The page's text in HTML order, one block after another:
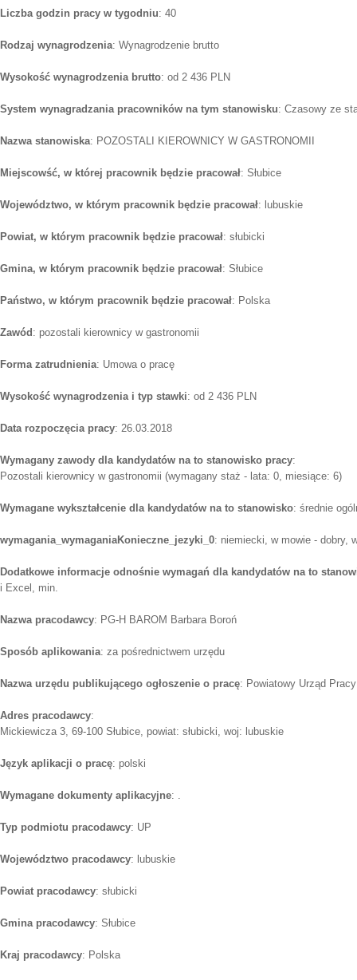
Liczba godzin pracy w tygodniu: 40
Rodzaj wynagrodzenia: Wynagrodzenie brutto
Wysokość wynagrodzenia brutto: od 2 436 PLN
System wynagradzania pracowników na tym stanowisku: Czasowy ze
Nazwa stanowiska: POZOSTALI KIEROWNICY W GASTRONOMII
Miejscowść, w której pracownik będzie pracował: Słubice
Województwo, w którym pracownik będzie pracował: lubuskie
Powiat, w którym pracownik będzie pracował: słubicki
Gmina, w którym pracownik będzie pracował: Słubice
Państwo, w którym pracownik będzie pracował: Polska
Zawód : pozostali kierownicy w gastronomii
Forma zatrudnienia: Umowa o pracę
Wysokość wynagrodzenia i typ stawki: od 2 436 PLN
Data rozpoczęcia pracy: 26.03.2018
Wymagany zawody dla kandydatów na to stanowisko pracy:
Pozostali kierownicy w gastronomii (wymagany staż - lata: 0, miesiące: 6)
Wymagane wykształcenie dla kandydatów na to stanowisko: średnie
wymagania_wymaganiaKonieczne_jezyki_0: niemiecki, w mowie - dobry,
Dodatkowe informacje odnośnie wymagań dla kandydatów na to
i Excel, min.
Nazwa pracodawcy: PG-H BAROM Barbara Boroń
Sposób aplikowania: za pośrednictwem urzędu
Nazwa urzędu publikującego ogłoszenie o pracę: Powiatowy Urząd
Adres pracodawcy:
Mickiewicza 3, 69-100 Słubice, powiat: słubicki, woj: lubuskie
Język aplikacji o pracę: polski
Wymagane dokumenty aplikacyjne: .
Typ podmiotu pracodawcy: UP
Województwo pracodawcy: lubuskie
Powiat pracodawcy: słubicki
Gmina pracodawcy: Słubice
Kraj pracodawcy: Polska